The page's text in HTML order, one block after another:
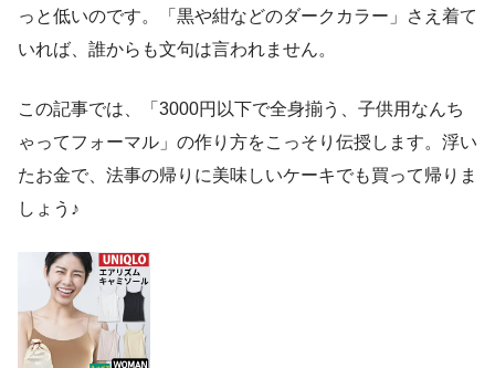
っと低いのです。「黒や紺などのダークカラー」さえ着て
いれば、誰からも文句は言われません。
この記事では、「3000円以下で全身揃う、子供用なんち
ゃってフォーマル」の作り方をこっそり伝授します。浮い
たお金で、法事の帰りに美味しいケーキでも買って帰りま
しょう♪